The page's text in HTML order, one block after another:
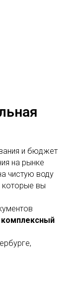
и бюджет
на рынке
чистую воду
которые вы
комплексный